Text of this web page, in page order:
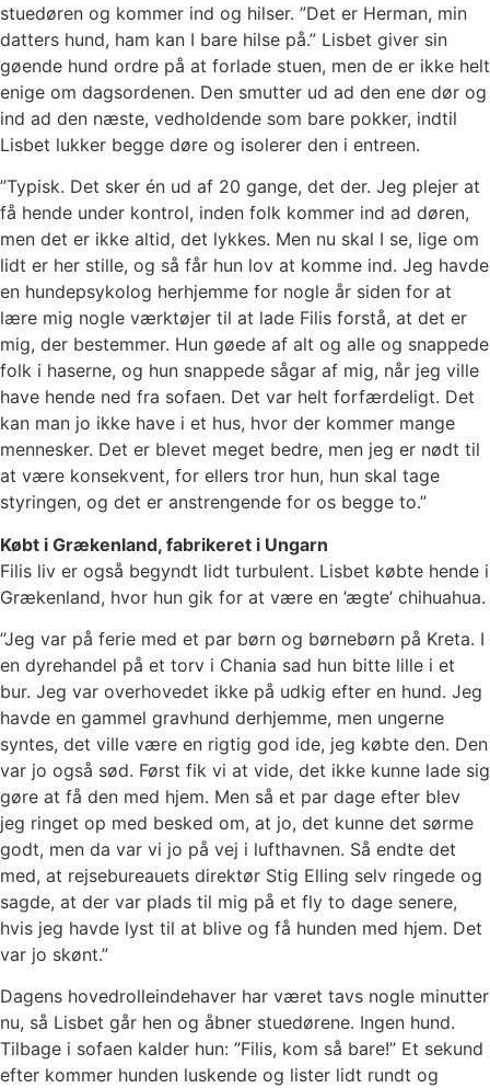
stuedøren og kommer ind og hilser. ”Det er Herman, min
datters hund, ham kan I bare hilse på.” Lisbet giver sin
gøende hund ordre på at forlade stuen, men de er ikke helt
enige om dagsordenen. Den smutter ud ad den ene dør og
ind ad den næste, vedholdende som bare pokker, indtil
Lisbet lukker begge døre og isolerer den i entreen.
”Typisk. Det sker én ud af 20 gange, det der. Jeg plejer at
få hende under kontrol, inden folk kommer ind ad døren,
men det er ikke altid, det lykkes. Men nu skal I se, lige om
lidt er her stille, og så får hun lov at komme ind. Jeg havde
en hundepsykolog herhjemme for nogle år siden for at
lære mig nogle værktøjer til at lade Filis forstå, at det er
mig, der bestemmer. Hun gøede af alt og alle og snappede
folk i haserne, og hun snappede sågar af mig, når jeg ville
have hende ned fra sofaen. Det var helt forfærdeligt. Det
kan man jo ikke have i et hus, hvor der kommer mange
mennesker. Det er blevet meget bedre, men jeg er nødt til
at være konsekvent, for ellers tror hun, hun skal tage
styringen, og det er anstrengende for os begge to.”
Købt i Grækenland, fabrikeret i Ungarn
Filis liv er også begyndt lidt turbulent. Lisbet købte hende i
Grækenland, hvor hun gik for at være en ’ægte’ chihuahua.
”Jeg var på ferie med et par børn og børnebørn på Kreta. I
en dyrehandel på et torv i Chania sad hun bitte lille i et
bur. Jeg var overhovedet ikke på udkig efter en hund. Jeg
havde en gammel gravhund derhjemme, men ungerne
syntes, det ville være en rigtig god ide, jeg købte den. Den
var jo også sød. Først fik vi at vide, det ikke kunne lade sig
gøre at få den med hjem. Men så et par dage efter blev
jeg ringet op med besked om, at jo, det kunne det sørme
godt, men da var vi jo på vej i lufthavnen. Så endte det
med, at rejsebureauets direktør Stig Elling selv ringede og
sagde, at der var plads til mig på et fly to dage senere,
hvis jeg havde lyst til at blive og få hunden med hjem. Det
var jo skønt.”
Dagens hovedrolleindehaver har været tavs nogle minutter
nu, så Lisbet går hen og åbner stuedørene. Ingen hund.
Tilbage i sofaen kalder hun: ”Filis, kom så bare!” Et sekund
efter kommer hunden luskende og lister lidt rundt og